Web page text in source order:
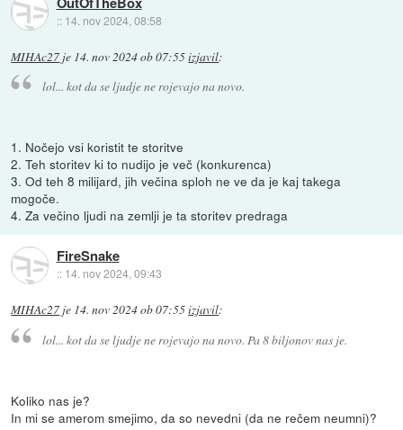
:: 14. nov 2024, 08:58
MIHAc27 je 14. nov 2024 ob 07:55izjavil:
lol... kot da se ljudje ne rojevajo na novo.
1. Nočejo vsi koristit te storitve
2. Teh storitev ki to nudijo je več (konkurenca)
3. Od teh 8 milijard, jih večina sploh ne ve da je kaj takega
mogoče.
4. Za večino ljudi na zemlji je ta storitev predraga
FireSnake
:: 14. nov 2024, 09:43
MIHAc27 je 14. nov 2024 ob 07:55izjavil:
lol... kot da se ljudje ne rojevajo na novo. Pa 8 biljonov nas je.
Koliko nas je?
In mi se amerom smejimo, da so nevedni (da ne rečem neumni)?